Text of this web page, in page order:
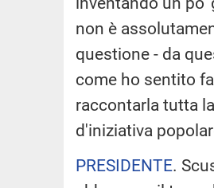
non è
questione - da
come ho sentito
raccontarla tutta
d'iniziativa
PRESIDENTE.